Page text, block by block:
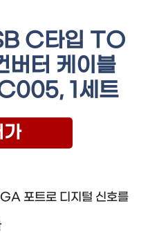
C타입 TO
터 케이블
1세트
가
포트로 디지털 신호를